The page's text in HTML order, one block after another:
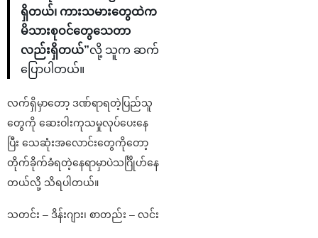
ရှိတယ်၊ ကားသမားတွေထဲက
မိသားစုဝင်တွေသေတာ
လည်းရှိတယ်”လို့ သူက ဆက်
ပြောပါတယ်။
လက်ရှိမှာတော့ ဒဏ်ရာရတဲ့ပြည်သူ
တွေကို ဆေးဝါးကုသမှုလုပ်ပေးနေ
ပြီး သေဆုံးအလောင်းတွေကိုတော့
တိုက်ခိုက်ခံရတဲ့နေရာမှာပဲသင်္ဂြိုဟ်နေ
တယ်လို့ သိရပါတယ်။
သတင်း – ဒိန်းဂျား၊ စာတည်း – လင်း